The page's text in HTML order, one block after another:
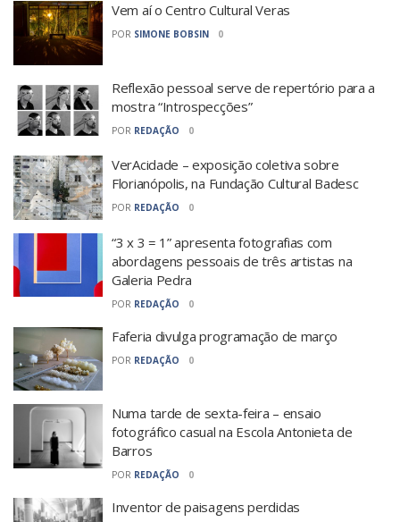
Vem aí o Centro Cultural Veras
POR SIMONE BOBSIN 0
Reflexão pessoal serve de repertório para a
mostra “Introspecções”
POR REDAÇÃO 0
VerAcidade – exposição coletiva sobre
Florianópolis, na Fundação Cultural Badesc
POR REDAÇÃO 0
“3 x 3 = 1” apresenta fotografias com
abordagens pessoais de três artistas na
Galeria Pedra
POR REDAÇÃO 0
Faferia divulga programação de março
POR REDAÇÃO 0
Numa tarde de sexta-feira – ensaio
fotográfico casual na Escola Antonieta de
Barros
POR REDAÇÃO 0
Inventor de paisagens perdidas